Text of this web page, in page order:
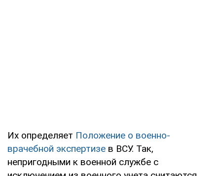
Их определяет Положение о военно-
врачебной экспертизе в ВСУ. Так,
непригодными к военной службе с